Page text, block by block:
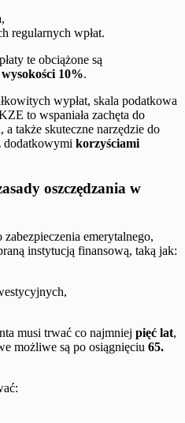
regularnych wpłat.
te obciążone są
10%.
wypłat, skala podatkowa
to wspaniała zachęta do
a także skuteczne narzędzie do
dodatkowymi korzyściami
oszczędzania w
emerytalnego,
instytucją finansową, taką jak:
musi trwać co najmniej pięć lat,
możliwe są po osiągnięciu 65.